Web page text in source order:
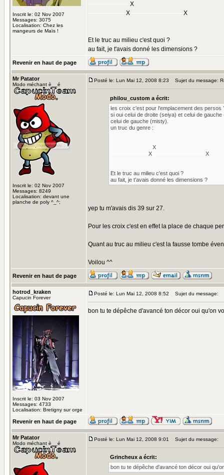
Inscrit le: 02 Nov 2007
Messages: 3075
Localisation: Chez les
mangeurs de Maïs !
X
X X
Et le truc au milieu c'est quoi ?
au fait, je t'avais donné les dimensions ?
Revenir en haut de page
Mr Patator
Modo méchant è__é
Inscrit le: 02 Nov 2007
Messages: 8249
Localisation: devant une
planche de poly ^_^;
Posté le: Lun Mai 12, 2008 8:23 Sujet du message:
philou_custom a écrit:
les croix c'est pour l'emplacement des persos
si oui celui de droite (seiya) et celui de
celui de gauche (misty).
un truc du genre :
X
X X
Et le truc au milieu c'est quoi ?
au fait, je t'avais donné les dimensions ?
yep tu m'avais dis 39 sur 27.
Pour les croix c'est en effet la place de chaque
Quant au truc au milieu c'est la fausse tombe
Voilou ^^
Revenir en haut de page
hotrod_kraken
Capucin Forever
Inscrit le: 03 Nov 2007
Messages: 4733
Localisation: Bretigny sur orge
Posté le: Lun Mai 12, 2008 8:52 Sujet du message:
bon tu te dépêche d'avancé ton décor oui qu'on
Revenir en haut de page
Mr Patator
Modo méchant è__é
Posté le: Lun Mai 12, 2008 9:01 Sujet du message:
Grincheux a écrit:
bon tu te dépêche d'avancé ton décor oui